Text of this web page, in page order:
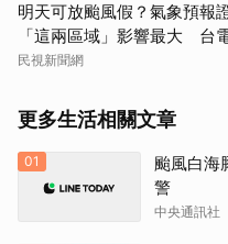
明天可放颱風假？氣象預報
「這兩區域」影響最大 台
出擊了
民視新聞網
更多生活相關文章
01
颱風白海
警
中央通訊社